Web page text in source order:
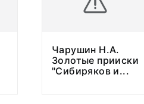
Чарушин Н.А.
Золотые прииски
"Сибиряков и...